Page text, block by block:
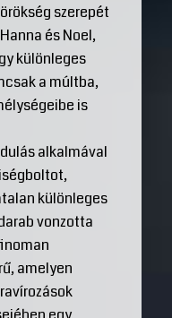
szerepét
és Noel,
különleges
a múltba,
is
alkalmával
különleges
vonzotta
amelyen